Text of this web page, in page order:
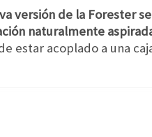
versión de la Forester
naturalmente
estar acoplado a una